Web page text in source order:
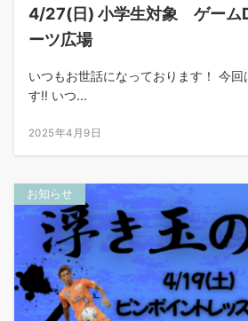
4/27(日) 小学生対象 ゲーム
ーツ広場
いつもお世話になっております！ 今回
す‼︎ いつ...
2025年4月9日
お知らせ